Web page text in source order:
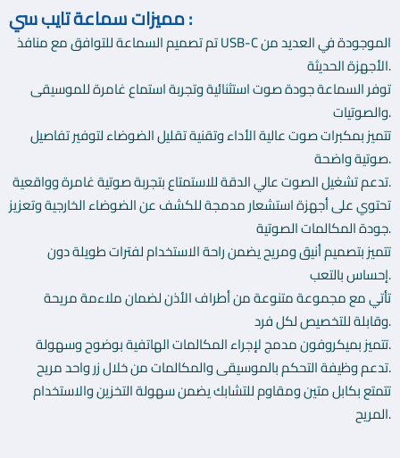
تتمتع بكابل متين ومقاوم للتشابك يضمن سهولة التخزين
والاستخدام المريح.
مميزات سماعة تايب سي :
تم تصميم السماعة للتوافق مع منافذ USB-C الموجودة في العديد من
الأجهزة الحديثة.
توفر السماعة جودة صوت استثنائية وتجربة استماع غامرة للموسيقى
والصوتيات.
تتميز بمكبرات صوت عالية الأداء وتقنية تقليل الضوضاء لتوفير تفاصيل
صوتية واضحة.
تدعم تشغيل الصوت عالي الدقة للاستمتاع بتجربة صوتية غامرة وواقعية.
تحتوي على أجهزة استشعار مدمجة للكشف عن الضوضاء الخارجية وتعزيز
جودة المكالمات الصوتية.
تتميز بتصميم أنيق ومريح يضمن راحة الاستخدام لفترات طويلة دون
إحساس بالتعب.
تأتي مع مجموعة متنوعة من أطراف الأذن لضمان ملاءمة مريحة
وقابلة للتخصيص لكل فرد.
تتميز بميكروفون مدمج لإجراء المكالمات الهاتفية بوضوح وسهولة.
تدعم وظيفة التحكم بالموسيقى والمكالمات من خلال زر واحد مريح.
تتمتع بكابل متين ومقاوم للتشابك يضمن سهولة التخزين والاستخدام
المريح.